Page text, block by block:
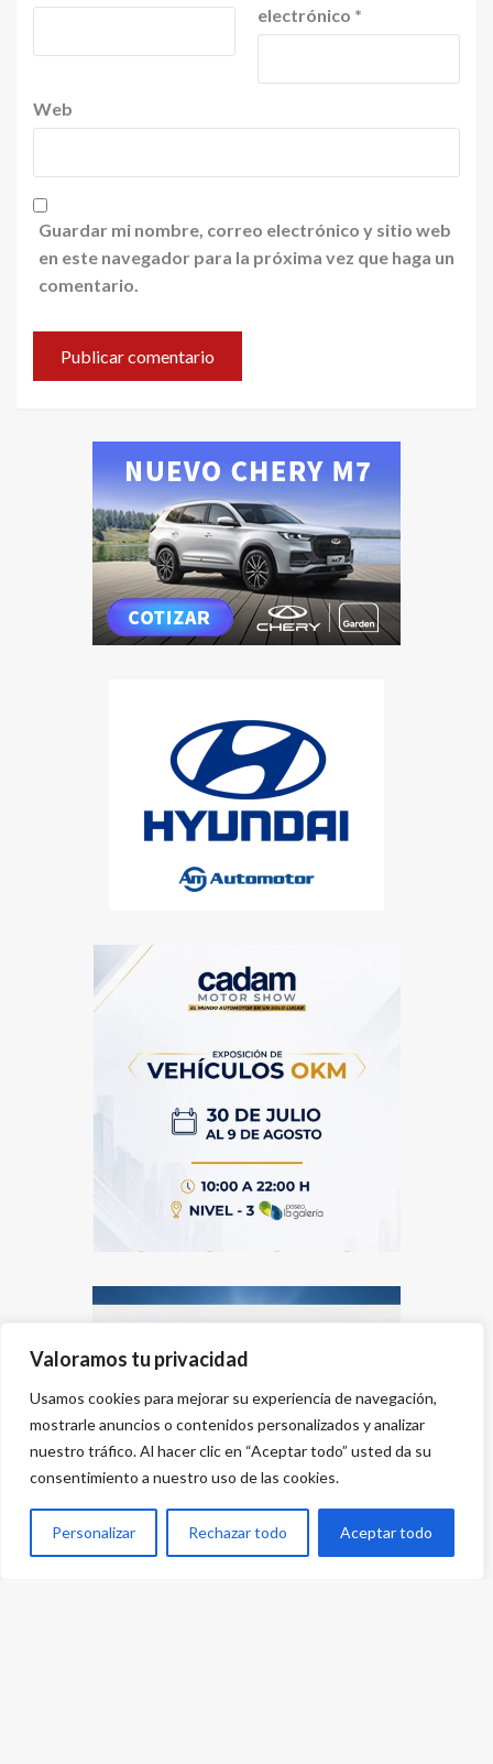
Valoramos tu privacidad
Usamos cookies para mejorar su experiencia de navegación,
mostrarle anuncios o contenidos personalizados y analizar
nuestro tráfico. Al hacer clic en “Aceptar todo” usted da su
consentimiento a nuestro uso de las cookies.
Personalizar Rechazar todo Aceptar todo
electrónico *
Web
Guardar mi nombre, correo electrónico y sitio web
en este navegador para la próxima vez que haga un
comentario.